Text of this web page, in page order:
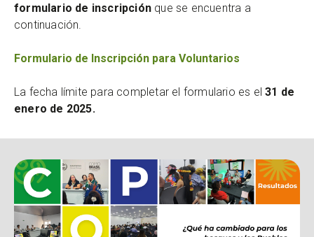
formulario de inscripción que se encuentra a
continuación.
Formulario de Inscripción para Voluntarios
La fecha límite para completar el formulario es el31 de
enero de 2025.